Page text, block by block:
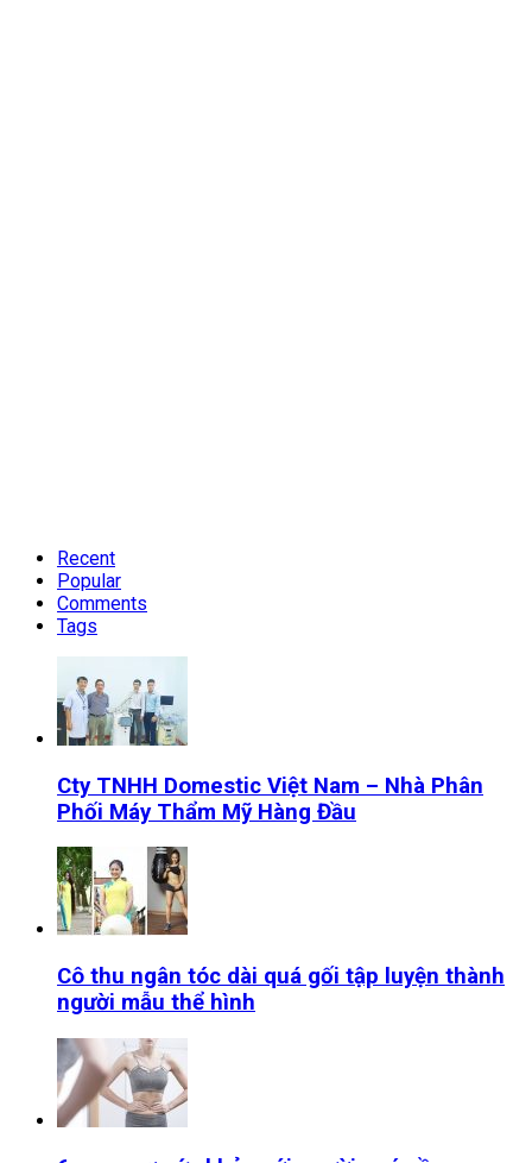
Recent
Popular
Comments
Tags
Cty TNHH Domestic Việt Nam – Nhà Phân
Phối Máy Thẩm Mỹ Hàng Đầu
Cô thu ngân tóc dài quá gối tập luyện thành
người mẫu thể hình